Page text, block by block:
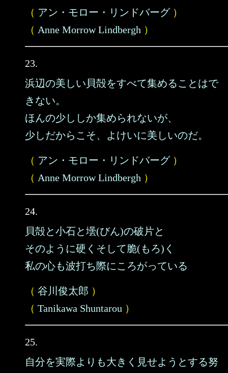
（ アン・モロー・リンドバーグ）
（ Anne Morrow Lindbergh ）
23.
浜辺の美しい貝殻をすべて集めることはで
きない。
ほんの少ししか集められないが、
少しだからこそ、よけいに美しいのだ。
（ アン・モロー・リンドバーグ）
（ Anne Morrow Lindbergh ）
24.
貝殻と小石と壜(びん)の破片と
そのように硬くそして脆(もろ)く
私の心も波打ち際にころがっている
（ 谷川俊太郎 ）
（ Tanikawa Shuntarou ）
25.
自分を実際よりも大きく見せようとする努